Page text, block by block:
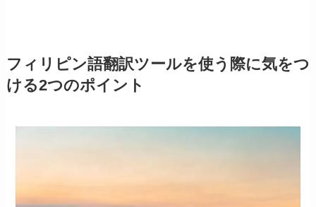
フィリピン語翻訳ツールを使う際に気をつ
ける2つのポイント